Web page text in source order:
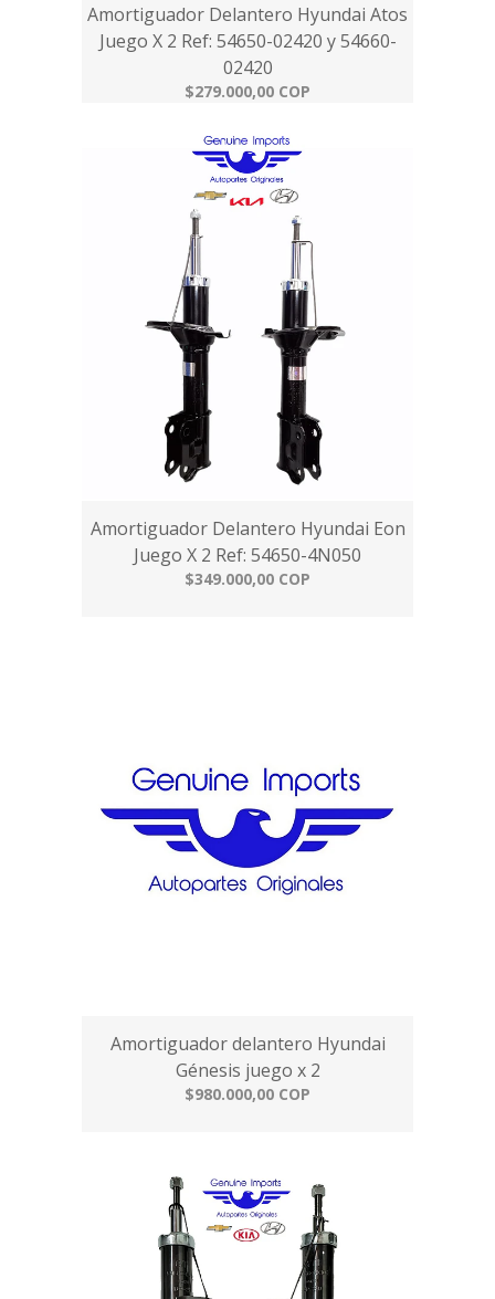
Amortiguador Delantero Hyundai Atos
Juego X 2 Ref: 54650-02420 y 54660-
02420
$279.000,00 COP
Amortiguador Delantero Hyundai Eon
Juego X 2 Ref: 54650-4N050
$349.000,00 COP
Amortiguador delantero Hyundai
Génesis juego x 2
$980.000,00 COP